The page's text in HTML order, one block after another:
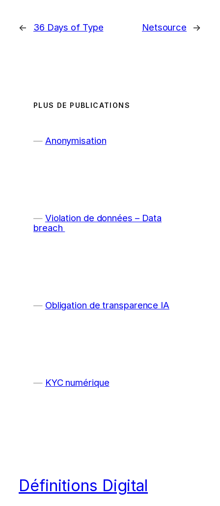
← 36 Days of Type Netsource →
PLUS DE PUBLICATIONS
Anonymisation
Violation de données – Data
breach
Obligation de transparence IA
KYC numérique
Définitions Digital